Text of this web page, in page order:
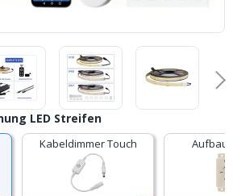
LED Streifen
Kabeldimmer Touch Aufbau